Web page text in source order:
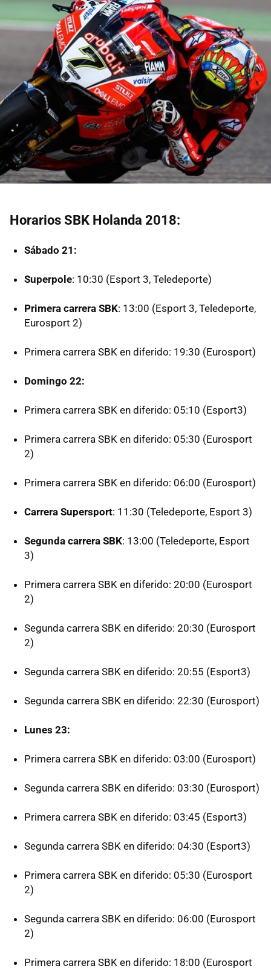
Horarios SBK Holanda 2018:
Sábado 21:
Superpole: 10:30 (Esport 3, Teledeporte)
Primera carrera SBK: 13:00 (Esport 3, Teledeporte,
Eurosport 2)
Primera carrera SBK en diferido: 19:30 (Eurosport)
Domingo 22:
Primera carrera SBK en diferido: 05:10 (Esport3)
Primera carrera SBK en diferido: 05:30 (Eurosport
2)
Primera carrera SBK en diferido: 06:00 (Eurosport)
Carrera Supersport: 11:30 (Teledeporte, Esport 3)
Segunda carrera SBK: 13:00 (Teledeporte, Esport
3)
Primera carrera SBK en diferido: 20:00 (Eurosport
2)
Segunda carrera SBK en diferido: 20:30 (Eurosport
2)
Segunda carrera SBK en diferido: 20:55 (Esport3)
Segunda carrera SBK en diferido: 22:30 (Eurosport)
Lunes 23:
Primera carrera SBK en diferido: 03:00 (Eurosport)
Segunda carrera SBK en diferido: 03:30 (Eurosport)
Primera carrera SBK en diferido: 03:45 (Esport3)
Segunda carrera SBK en diferido: 04:30 (Esport3)
Primera carrera SBK en diferido: 05:30 (Eurosport
2)
Segunda carrera SBK en diferido: 06:00 (Eurosport
2)
Primera carrera SBK en diferido: 18:00 (Eurosport